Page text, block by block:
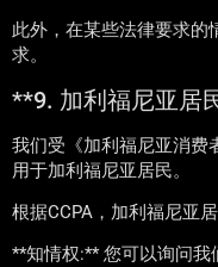
此外，在某些法律要求的
求。
**9. 加利福尼亚居
我们受《加利福尼亚消费
用于加利福尼亚居民。
根据CCPA，加利福尼亚
**知情权:** 您可以询问